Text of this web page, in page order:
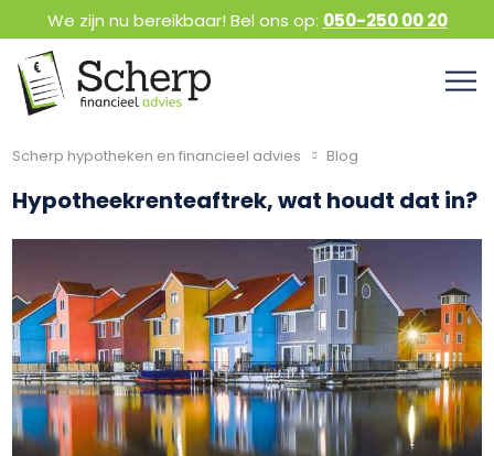
We zijn nu bereikbaar! Bel ons op: 050-250 00 20
Scherp hypotheken en financieel advies Blog
Hypotheekrenteaftrek, wat houdt dat in?